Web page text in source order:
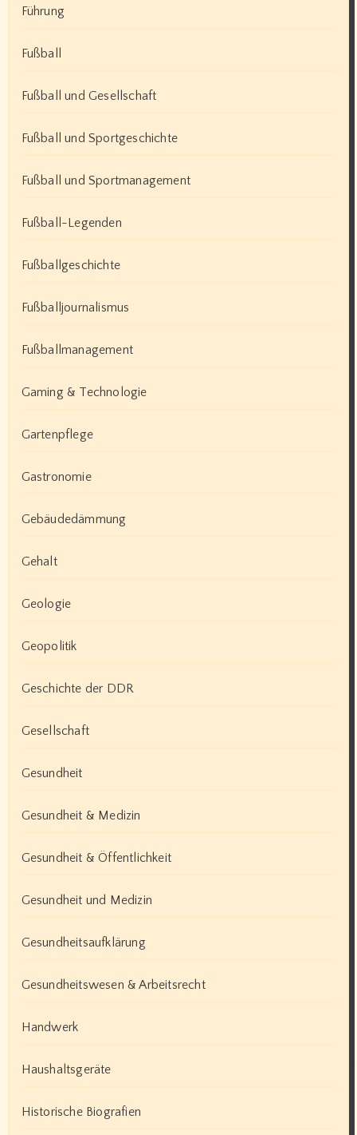
Führung
Fußball
Fußball und Gesellschaft
Fußball und Sportgeschichte
Fußball und Sportmanagement
Fußball-Legenden
Fußballgeschichte
Fußballjournalismus
Fußballmanagement
Gaming & Technologie
Gartenpflege
Gastronomie
Gebäudedämmung
Gehalt
Geologie
Geopolitik
Geschichte der DDR
Gesellschaft
Gesundheit
Gesundheit & Medizin
Gesundheit & Öffentlichkeit
Gesundheit und Medizin
Gesundheitsaufklärung
Gesundheitswesen & Arbeitsrecht
Handwerk
Haushaltsgeräte
Historische Biografien